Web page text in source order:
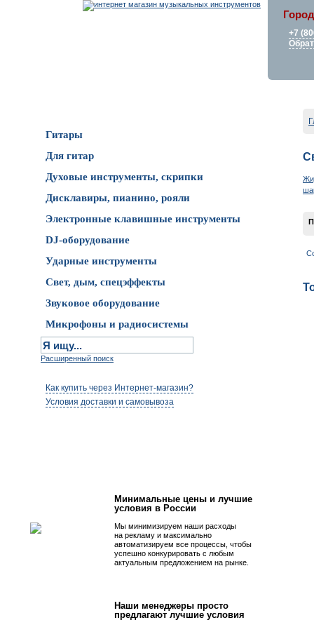
+7
Гитары
Для гитар
Духовые инструменты, скрипки
Дисклавиры, пианино, рояли
Электронные клавишные инструменты
DJ-оборудование
Ударные инструменты
Свет, дым, спецэффекты
Звуковое оборудование
Микрофоны и радиосистемы
Расширенный поиск
Как купить через Интернет-магазин?
Условия доставки и самовывоза
Минимальные цены и лучшие
условия в России
Мы минимизируем наши расходы
на рекламу и максимально
автоматизируем все процессы, чтобы
успешно конкурировать с любым
актуальным предложением на рынке.
Наши менеджеры просто
предлагают лучшие условия